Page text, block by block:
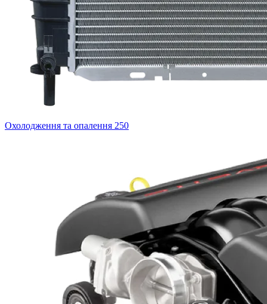
Охолодження та опалення 250